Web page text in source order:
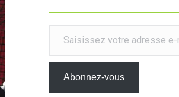
Saisissez votre adresse e-mail…
Abonnez-vous